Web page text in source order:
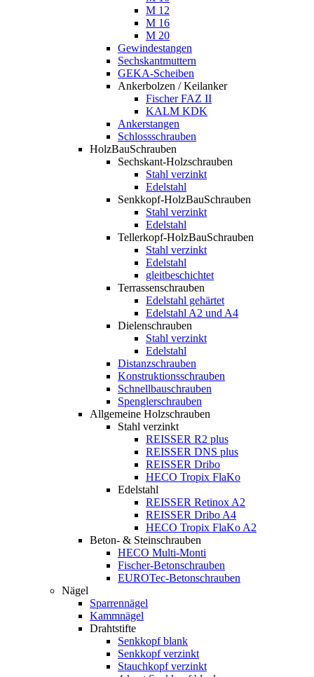
M 12
M 16
M 20
Gewindestangen
Sechskantmuttern
GEKA-Scheiben
Ankerbolzen / Keilanker
Fischer FAZ II
KALM KDK
Ankerstangen
Schlossschrauben
HolzBauSchrauben
Sechskant-Holzschrauben
Stahl verzinkt
Edelstahl
Senkkopf-HolzBauSchrauben
Stahl verzinkt
Edelstahl
Tellerkopf-HolzBauSchrauben
Stahl verzinkt
Edelstahl
gleitbeschichtet
Terrassenschrauben
Edelstahl gehärtet
Edelstahl A2 und A4
Dielenschrauben
Stahl verzinkt
Edelstahl
Distanzschrauben
Konstruktionsschrauben
Schnellbauschrauben
Spenglerschrauben
Allgemeine Holzschrauben
Stahl verzinkt
REISSER R2 plus
REISSER DNS plus
REISSER Dribo
HECO Tropix FlaKo
Edelstahl
REISSER Retinox A2
REISSER Dribo A4
HECO Tropix FlaKo A2
Beton- & Steinschrauben
HECO Multi-Monti
Fischer-Betonschrauben
EUROTec-Betonschrauben
Nägel
Sparrennägel
Kammnägel
Drahtstifte
Senkkopf blank
Senkkopf verzinkt
Stauchkopf verzinkt